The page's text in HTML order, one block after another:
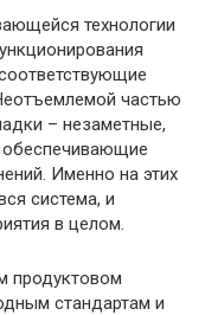
технологии
частью
– незаметные,
Именно на этих
система, и
в целом.
продуктовом
стандартам и